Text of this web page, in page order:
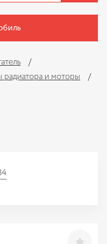
радиатора и моторы